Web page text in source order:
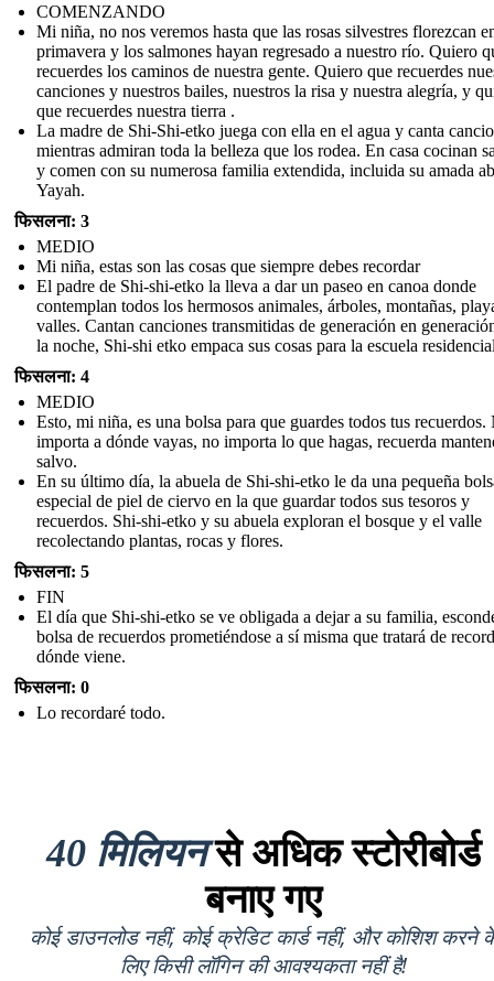
COMENZANDO
Mi niña, no nos veremos hasta que las rosas silvestres florezcan
primavera y los salmones hayan regresado a nuestro río. Quiero
recuerdes los caminos de nuestra gente. Quiero que recuerdes
canciones y nuestros bailes, nuestros la risa y nuestra alegría, y
que recuerdes nuestra tierra .
La madre de Shi-Shi-etko juega con ella en el agua y canta
mientras admiran toda la belleza que los rodea. En casa cocinan
y comen con su numerosa familia extendida, incluida su amada
Yayah.
फिसलना: 3
MEDIO
Mi niña, estas son las cosas que siempre debes recordar
El padre de Shi-shi-etko la lleva a dar un paseo en canoa donde
contemplan todos los hermosos animales, árboles, montañas,
valles. Cantan canciones transmitidas de generación en
la noche, Shi-shi etko empaca sus cosas para la escuela
फिसलना: 4
MEDIO
Esto, mi niña, es una bolsa para que guardes todos tus recuerdos.
importa a dónde vayas, no importa lo que hagas, recuerda
salvo.
En su último día, la abuela de Shi-shi-etko le da una pequeña
especial de piel de ciervo en la que guardar todos sus tesoros y
recuerdos. Shi-shi-etko y su abuela exploran el bosque y el valle
recolectando plantas, rocas y flores.
फिसलना: 5
FIN
El día que Shi-shi-etko se ve obligada a dejar a su familia,
bolsa de recuerdos prometiéndose a sí misma que tratará de
dónde viene.
फिसलना: 0
Lo recordaré todo.
40 मिलियनसे अधिक स्टोरीबोर्ड
बनाए गए
कोई डाउनलोड नहीं, कोई क्रेडिट कार्ड नहीं, और कोशिश करने
लिए किसी लॉगिन की आवश्यकता नहीं है!